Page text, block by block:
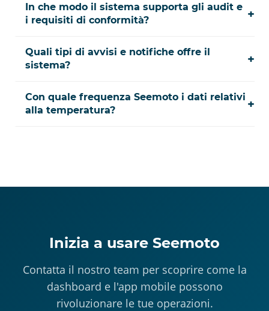
In che modo il sistema supporta gli audit e
i requisiti di conformità?
+
Quali tipi di avvisi e notifiche offre il
sistema?
+
Con quale frequenza Seemoto i dati relativi
alla temperatura?
+
Inizia a usare Seemoto
Contatta il nostro team per scoprire come la
dashboard e l'app mobile possono
rivoluzionare le tue operazioni.